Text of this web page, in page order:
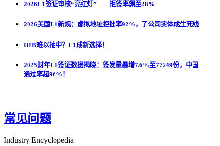
2026L1签证审核“亮红灯”——拒签率飙至28%
2026美国L1新规：虚拟地址拒批率92%，子公司实体成生死线
H1B难以抽中？L1成新选择！
2025财年L1签证数据揭晓：签发量暴增7.6%至77249份，中国
通过率超96%！
常见问题
Industry Encyclopedia